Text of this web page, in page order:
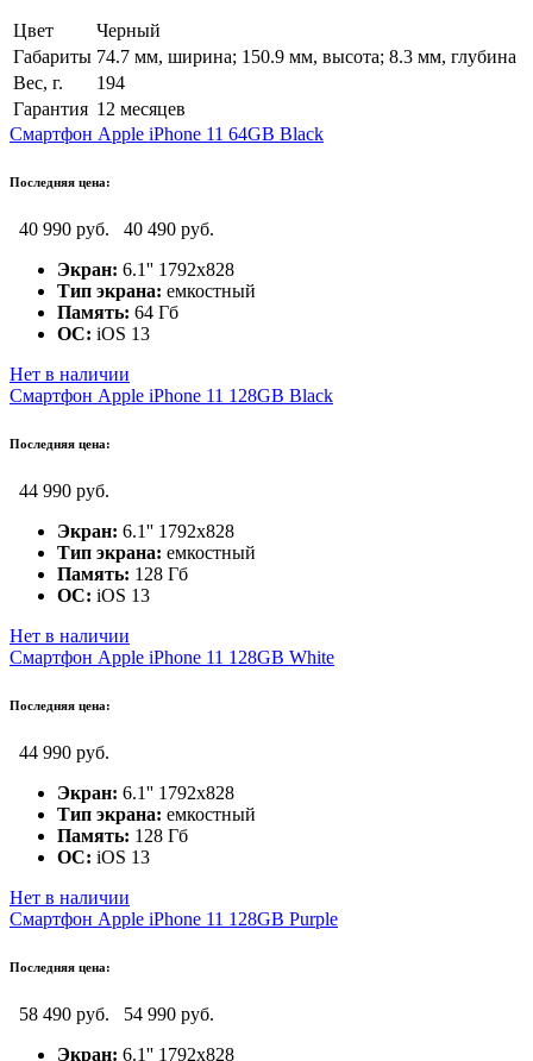
Цвет
Черный
Габариты 74.7 мм, ширина; 150.9 мм, высота; 8.3 мм, глубина
Вес, г.
194
Гарантия 12 месяцев
Смартфон Apple iPhone 11 64GB Black
Последняя цена:
40 990 руб.
40 490 руб.
Экран: 6.1'' 1792x828
Тип экрана: емкостный
Память: 64 Гб
ОС: iOS 13
Нет в наличии
Смартфон Apple iPhone 11 128GB Black
Последняя цена:
44 990 руб.
Экран: 6.1'' 1792x828
Тип экрана: емкостный
Память: 128 Гб
ОС: iOS 13
Нет в наличии
Смартфон Apple iPhone 11 128GB White
Последняя цена:
44 990 руб.
Экран: 6.1'' 1792x828
Тип экрана: емкостный
Память: 128 Гб
ОС: iOS 13
Нет в наличии
Смартфон Apple iPhone 11 128GB Purple
Последняя цена:
58 490 руб.
54 990 руб.
Экран: 6.1'' 1792x828